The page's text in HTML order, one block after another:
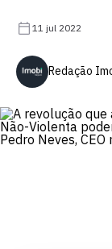
11 jul 2022
Redação